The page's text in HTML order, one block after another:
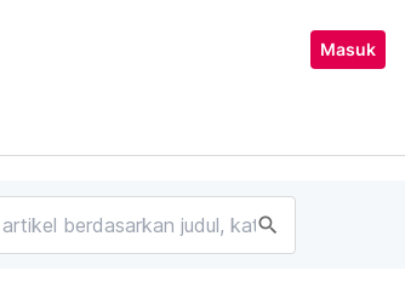
Masuk
search